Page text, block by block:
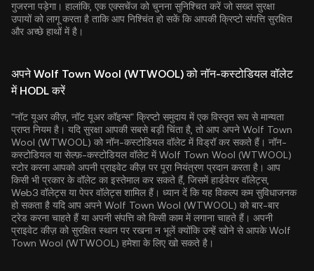
गुजरना पड़ेगा। हालांकि, एक एक्सचेंज को चुनना सुनिश्चित करें जो सख्त सुरक्षा
उपायों को लागू करता है ताकि आप निश्चिंत हो सकें कि आपकी क्रिप्टो संपत्ति सुरक्षित
और अच्छे हाथों में है।
अपने Wolf Town Wool (WTWOOL) को नॉन-कस्टोडियल वॉलेट
में HODL करें
"नॉट यूअर कीज़, नॉट यूअर कॉइन्स" क्रिप्टो समुदाय में एक विस्तृत रूप से मान्यता
प्राप्त नियम है। यदि सुरक्षा आपकी सबसे बड़ी चिंता है, तो आप अपने Wolf Town
Wool (WTWOOL) को नॉन-कस्टोडियल वॉलेट में विड्रॉ कर सकते हैं। नॉन-
कस्टोडियल या सेल्फ़-कस्टोडियल वॉलेट में Wolf Town Wool (WTWOOL)
स्टोर करना आपको अपनी प्राइवेट कीज़ पर पूरा नियंत्रण प्रदान करता है। आप
किसी भी प्रकार के वॉलेट का इस्तेमाल कर सकते हैं, जिसमें हार्डवेयर वॉलेट्स,
Web3 वॉलेट्स या पेपर वॉलेट्स शामिल हैं। ध्यान दें कि यह विकल्प कम सुविधाजनक
हो सकता है यदि आप अपने Wolf Town Wool (WTWOOL) को बार-बार
ट्रेड करना चाहते हैं या अपनी संपत्ति को किसी काम में लगाना चाहते हैं। अपनी
प्राइवेट कीज़ को सुरक्षित स्थान पर रखना न भूलें क्योंकि उन्हें खोने से आपके Wolf
Town Wool (WTWOOL) हमेशा के लिए खो सकते है।